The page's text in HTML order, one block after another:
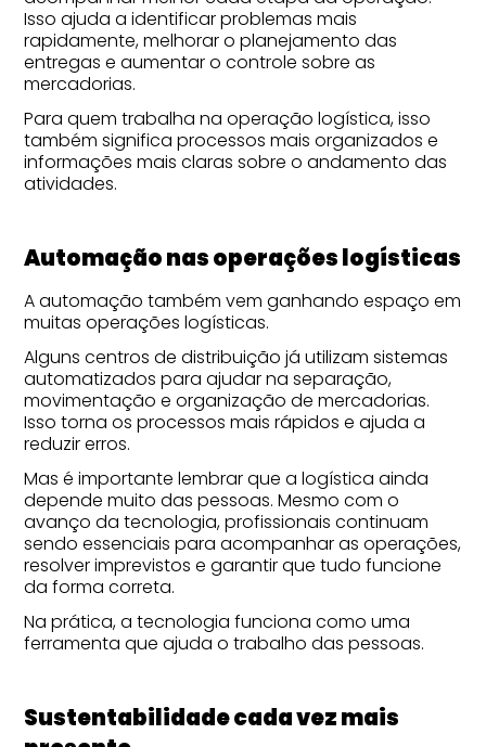
Isso ajuda a identificar problemas mais
rapidamente, melhorar o planejamento das
entregas e aumentar o controle sobre as
mercadorias.
Para quem trabalha na operação logística, isso
também significa processos mais organizados e
informações mais claras sobre o andamento das
atividades.
Automação nas operações logísticas
A automação também vem ganhando espaço em
muitas operações logísticas.
Alguns centros de distribuição já utilizam sistemas
automatizados para ajudar na separação,
movimentação e organização de mercadorias.
Isso torna os processos mais rápidos e ajuda a
reduzir erros.
Mas é importante lembrar que a logística ainda
depende muito das pessoas. Mesmo com o
avanço da tecnologia, profissionais continuam
sendo essenciais para acompanhar as operações,
resolver imprevistos e garantir que tudo funcione
da forma correta.
Na prática, a tecnologia funciona como uma
ferramenta que ajuda o trabalho das pessoas.
Sustentabilidade cada vez mais